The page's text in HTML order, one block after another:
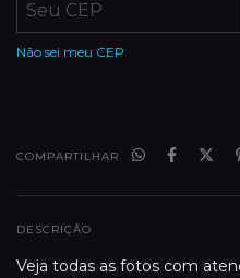
Não sei meu CEP
COMPARTILHAR
DESCRIÇÃO
Veja todas as fotos com